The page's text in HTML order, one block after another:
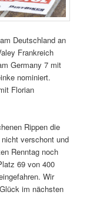
Deutschland an
Frankreich
Germany 7 mit
nominiert.
Florian
Rippen die
verschont und
Renntag noch
69 von 400
Wir
im nächsten